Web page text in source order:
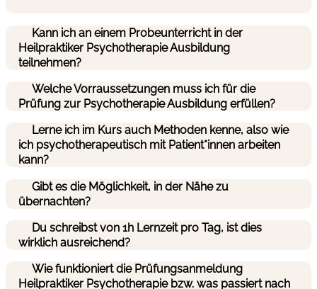
Kann ich an einem Probeunterricht in der
Heilpraktiker Psychotherapie Ausbildung
teilnehmen?
Welche Vorraussetzungen muss ich für die
Prüfung zur Psychotherapie Ausbildung erfüllen?
Lerne ich im Kurs auch Methoden kenne, also wie
ich psychotherapeutisch mit Patient*innen arbeiten
kann?
Gibt es die Möglichkeit, in der Nähe zu
übernachten?
Du schreibst von 1h Lernzeit pro Tag, ist dies
wirklich ausreichend?
Wie funktioniert die Prüfungsanmeldung
Heilpraktiker Psychotherapie bzw. was passiert nach